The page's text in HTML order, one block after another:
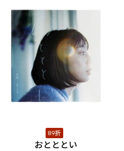
89折
おとととい